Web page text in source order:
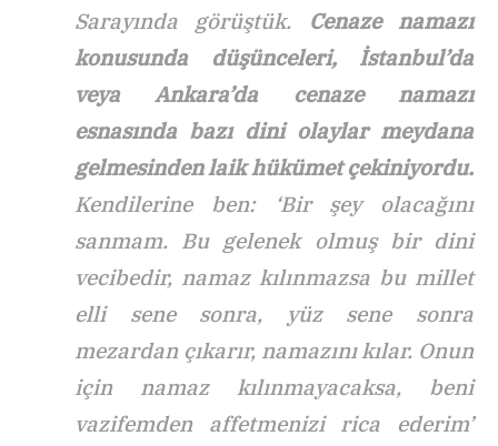
Sarayında görüştük. Cenaze namazı
konusunda düşünceleri, İstanbul’da
veya Ankara’da cenaze namazı
esnasında bazı dini olaylar meydana
gelmesinden laik hükümet çekiniyordu.
Kendilerine ben: ‘Bir şey olacağını
sanmam. Bu gelenek olmuş bir dini
vecibedir, namaz kılınmazsa bu millet
elli sene sonra, yüz sene sonra
mezardan çıkarır, namazını kılar. Onun
için namaz kılınmayacaksa, beni
vazifemden affetmenizi rica ederim’